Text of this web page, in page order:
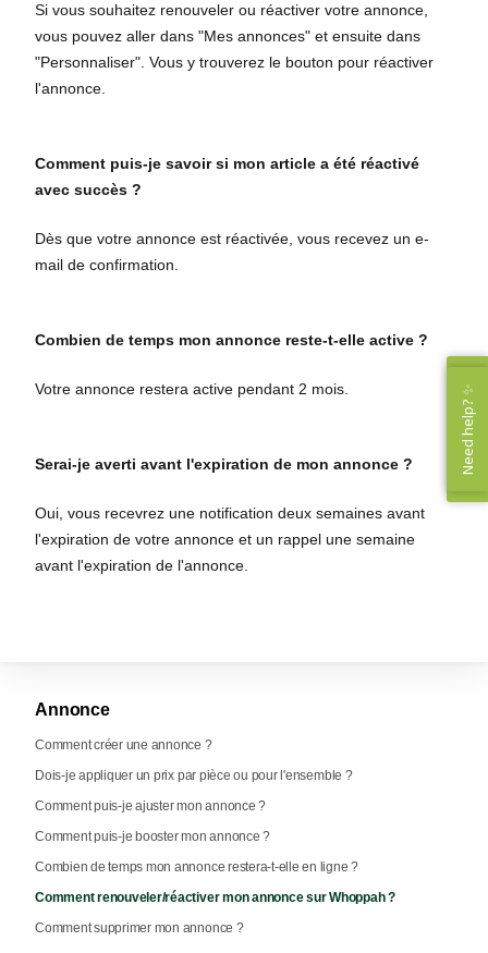
Si vous souhaitez renouveler ou réactiver votre annonce,
vous pouvez aller dans "Mes annonces" et ensuite dans
"Personnaliser". Vous y trouverez le bouton pour réactiver
l'annonce.
Comment puis-je savoir si mon article a été réactivé
avec succès ?
Dès que votre annonce est réactivée, vous recevez un e-
mail de confirmation.
Combien de temps mon annonce reste-t-elle active ?
Votre annonce restera active pendant 2 mois.
Serai-je averti avant l'expiration de mon annonce ?
Oui, vous recevrez une notification deux semaines avant
l'expiration de votre annonce et un rappel une semaine
avant l'expiration de l'annonce.
Annonce
Comment créer une annonce ?
Dois-je appliquer un prix par pièce ou pour l'ensemble ?
Comment puis-je ajuster mon annonce ?
Comment puis-je booster mon annonce ?
Combien de temps mon annonce restera-t-elle en ligne ?
Comment renouveler/réactiver mon annonce sur Whoppah ?
Comment supprimer mon annonce ?
Besoin d'aide? ✨
Need help? ✨